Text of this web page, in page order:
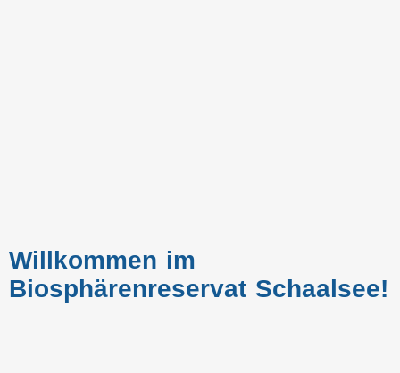
Willkommen im
Biosphärenreservat Schaalsee!